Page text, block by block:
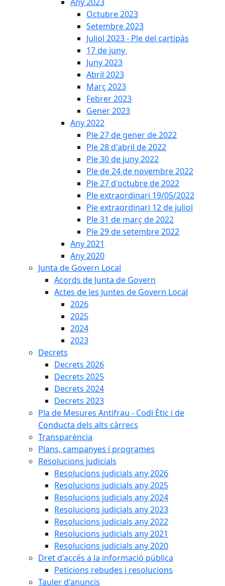
Octubre 2023
Setembre 2023
Juliol 2023 - Ple del cartipàs
17 de juny
Juny 2023
Abril 2023
Març 2023
Febrer 2023
Gener 2023
Any 2022
Ple 27 de gener de 2022
Ple 28 d'abril de 2022
Ple 30 de juny 2022
Ple de 24 de novembre 2022
Ple 27 d'octubre de 2022
Ple extraordinari 19/05/2022
Ple extraordinari 12 de juliol
Ple 31 de març de 2022
Ple 29 de setembre 2022
Any 2021
Any 2020
Junta de Govern Local
Acords de Junta de Govern
Actes de les Juntes de Govern Local
2026
2025
2024
2023
Decrets
Decrets 2026
Decrets 2025
Decrets 2024
Decrets 2023
Pla de Mesures Antifrau - Codi Ètic i de
Conducta dels alts càrrecs
Transparència
Plans, campanyes i programes
Resolucions judicials
Resolucions judicials any 2026
Resolucions judicials any 2025
Resolucions judicials any 2024
Resolucions judicials any 2023
Resolucions judicials any 2022
Resolucions judicials any 2021
Resolucions judicials any 2020
Dret d'accés a la informació pública
Peticions rebudes i resolucions
Tauler d'anuncis